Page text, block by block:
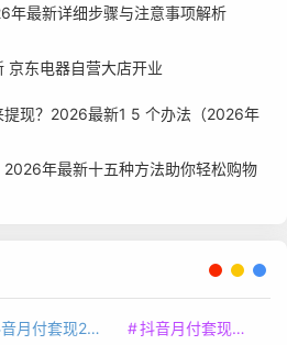
年最新详细步骤与注意事项解析
京东电器自营大店开业
提现？2026最新1 5 个办法（2026年
2026年最新十五种方法助你轻松购物
月付套现24小时接单 抖音月付套现怎么套